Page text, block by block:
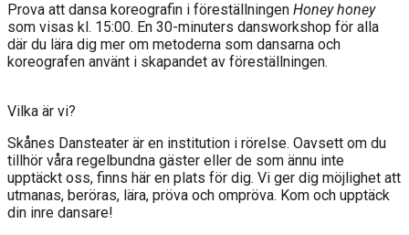
Prova att dansa koreografin i föreställningen Honey honey
som visas kl. 15:00. En 30-minuters dansworkshop för alla
där du lära dig mer om metoderna som dansarna och
koreografen använt i skapandet av föreställningen.
Vilka är vi?
Skånes Dansteater är en institution i rörelse. Oavsett om du
tillhör våra regelbundna gäster eller de som ännu inte
upptäckt oss, finns här en plats för dig. Vi ger dig möjlighet att
utmanas, beröras, lära, pröva och ompröva. Kom och upptäck
din inre dansare!